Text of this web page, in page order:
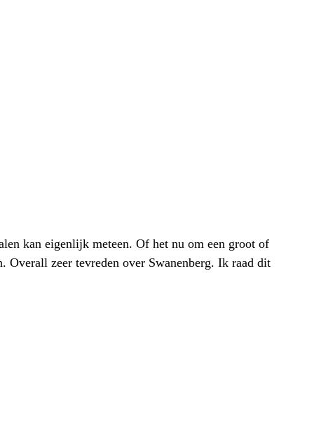
kan eigenlijk meteen. Of het nu om een groot of
Overall zeer tevreden over Swanenberg. Ik raad dit